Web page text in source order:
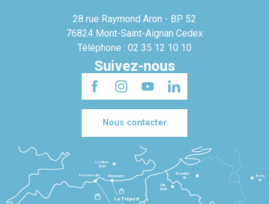
28 rue Raymond Aron - BP 52
76824 Mont-Saint-Aignan Cedex
Téléphone : 02 35 12 10 10
Suivez-nous
Nous contacter
Le Tréport
Lille
2h30
Bruxelles
3h
Londres
3h30
Newhaven
Portsmouth
Bonn
5h